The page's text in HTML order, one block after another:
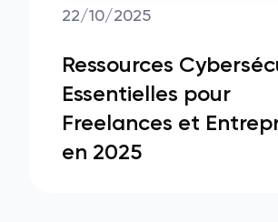
22/10/2025
Ressources
Essentielles pour
Freelances et
en 2025